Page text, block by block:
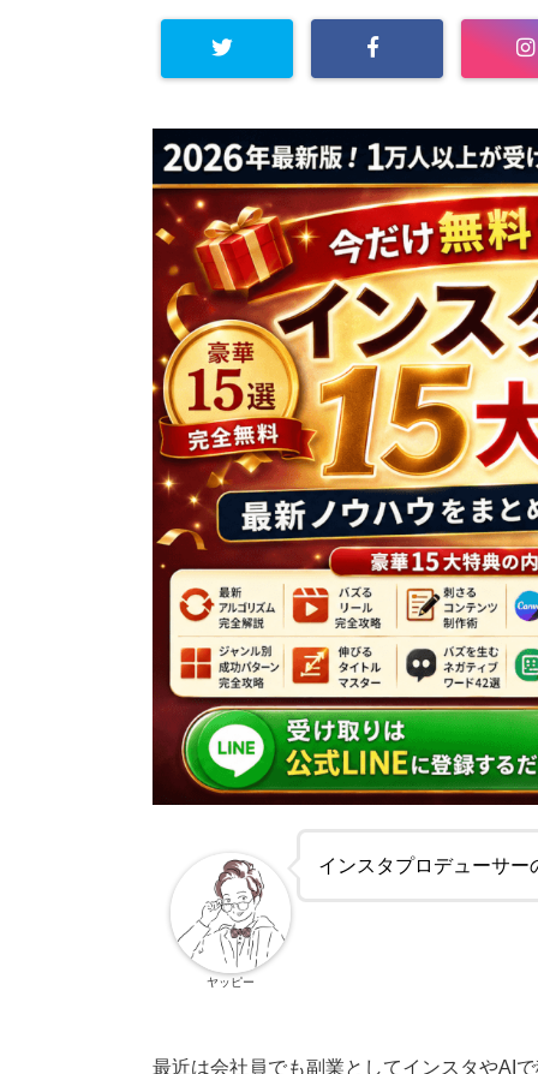
インスタプロデューサー
ヤッピー
最近は会社員でも副業としてインスタやAI